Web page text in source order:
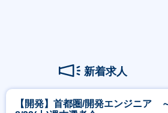
新着求人
【開発】首都圏/開発エンジニア